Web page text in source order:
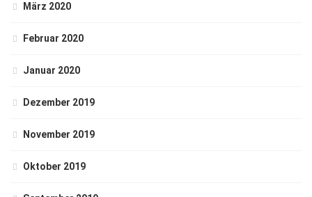
März 2020
Februar 2020
Januar 2020
Dezember 2019
November 2019
Oktober 2019